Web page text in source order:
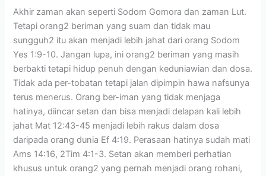
Akhir zaman akan seperti Sodom Gomora dan zaman Lut.
Tetapi orang2 beriman yang suam dan tidak mau
sungguh2 itu akan menjadi lebih jahat dari orang Sodom
Yes 1:9-10. Jangan lupa, ini orang2 beriman yang masih
berbakti tetapi hidup penuh dengan keduniawian dan dosa.
Tidak ada per-tobatan tetapi jalan dipimpin hawa nafsunya
terus menerus. Orang ber-iman yang tidak menjaga
hatinya, diincar setan dan bisa menjadi delapan kali lebih
jahat Mat 12:43-45 menjadi lebih rakus dalam dosa
daripada orang dunia Ef 4:19. Perasaan hatinya sudah mati
Ams 14:16, 2Tim 4:1-3. Setan akan memberi perhatian
khusus untuk orang2 yang pernah menjadi orang rohani,